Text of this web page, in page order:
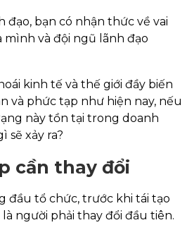
đạo, bạn có nhận thức về vai
mình và đội ngũ lãnh đạo
kinh tế và thế giới đầy biến
và phức tạp như hiện nay, nếu
này tồn tại trong doanh
sẽ xảy ra?
cần thay đổi
đầu tổ chức, trước khi tái tạo
người phải thay đổi đầu tiên.